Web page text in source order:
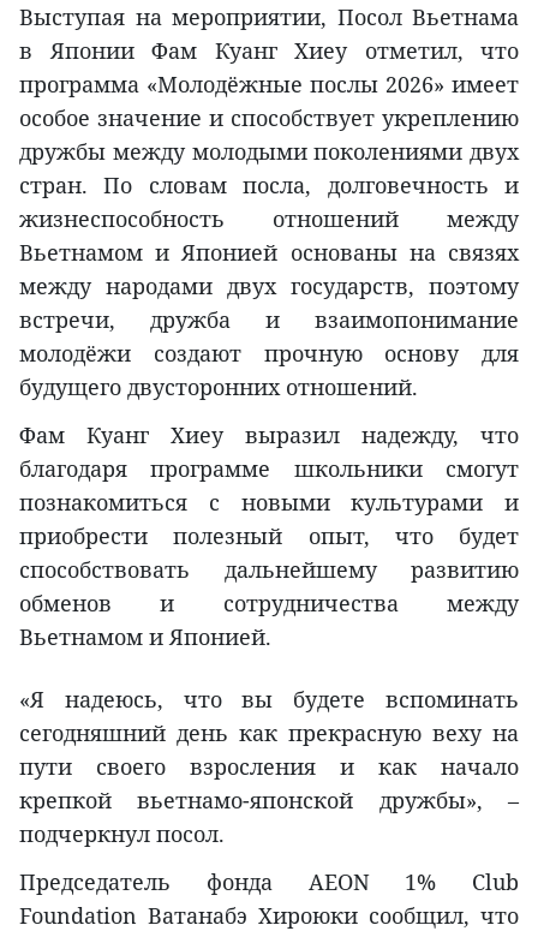
Выступая на мероприятии, Посол Вьетнама
в Японии Фам Куанг Хиеу отметил, что
программа «Молодёжные послы 2026» имеет
особое значение и способствует укреплению
дружбы между молодыми поколениями двух
стран. По словам посла, долговечность и
жизнеспособность отношений между
Вьетнамом и Японией основаны на связях
между народами двух государств, поэтому
встречи, дружба и взаимопонимание
молодёжи создают прочную основу для
будущего двусторонних отношений.
Фам Куанг Хиеу выразил надежду, что
благодаря программе школьники смогут
познакомиться с новыми культурами и
приобрести полезный опыт, что будет
способствовать дальнейшему развитию
обменов и сотрудничества между
Вьетнамом и Японией.
«Я надеюсь, что вы будете вспоминать
сегодняшний день как прекрасную веху на
пути своего взросления и как начало
крепкой вьетнамо-японской дружбы», –
подчеркнул посол.
Председатель фонда AEON 1% Club
Foundation Ватанабэ Хироюки сообщил, что